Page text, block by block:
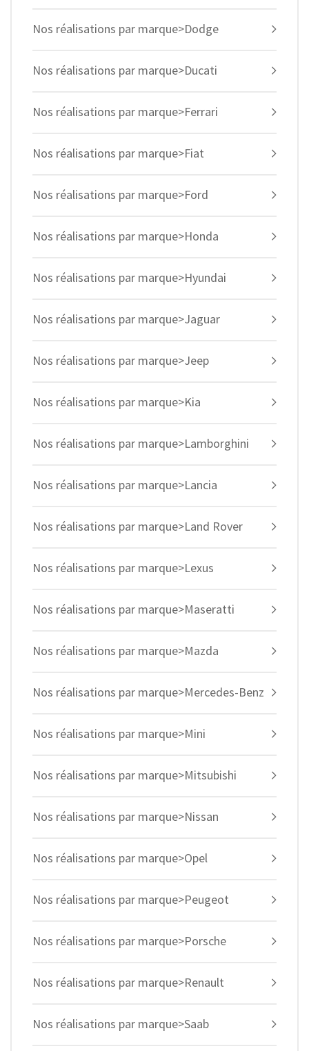
Nos réalisations par marque>Dodge
Nos réalisations par marque>Ducati
Nos réalisations par marque>Ferrari
Nos réalisations par marque>Fiat
Nos réalisations par marque>Ford
Nos réalisations par marque>Honda
Nos réalisations par marque>Hyundai
Nos réalisations par marque>Jaguar
Nos réalisations par marque>Jeep
Nos réalisations par marque>Kia
Nos réalisations par marque>Lamborghini
Nos réalisations par marque>Lancia
Nos réalisations par marque>Land Rover
Nos réalisations par marque>Lexus
Nos réalisations par marque>Maseratti
Nos réalisations par marque>Mazda
Nos réalisations par marque>Mercedes-Benz
Nos réalisations par marque>Mini
Nos réalisations par marque>Mitsubishi
Nos réalisations par marque>Nissan
Nos réalisations par marque>Opel
Nos réalisations par marque>Peugeot
Nos réalisations par marque>Porsche
Nos réalisations par marque>Renault
Nos réalisations par marque>Saab